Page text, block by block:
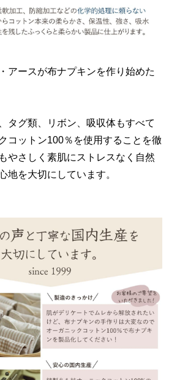
アースが布ナプキンを作り始めた
タグ類、リボン、吸収体もすべて
コットン100％を使用することを徹
やさしく素肌にストレスなく自然
地を大切にしています。